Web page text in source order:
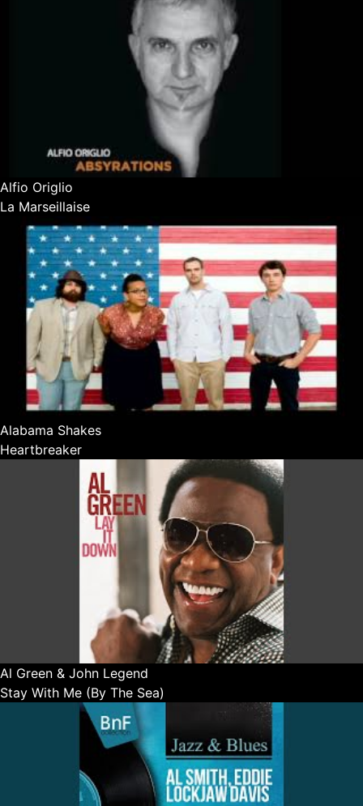
Alfio Origlio
La Marseillaise
Alabama Shakes
Heartbreaker
Al Green & John Legend
Stay With Me (By The Sea)